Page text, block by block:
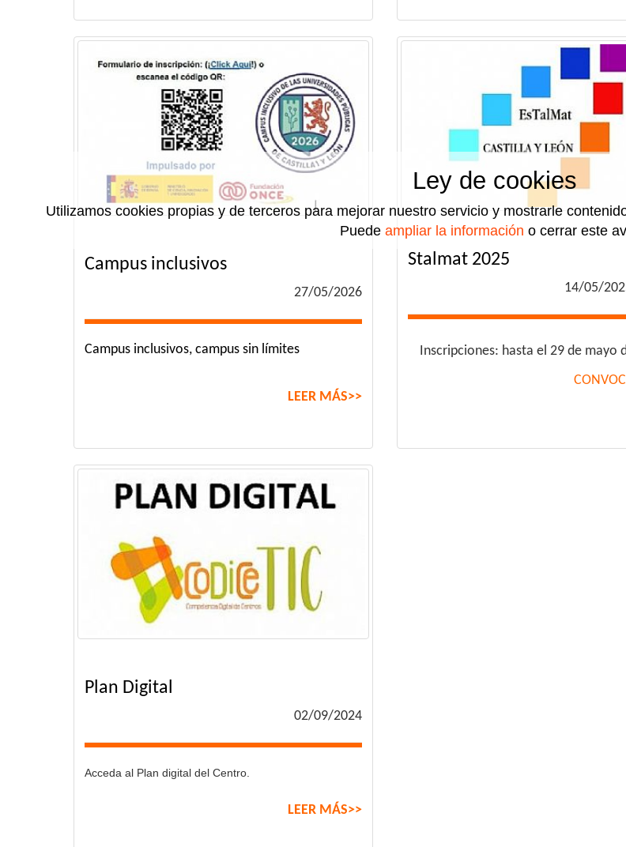
Campus inclusivos
27/05/2026
Campus inclusivos, campus sin límites
LEER MÁS>>
Stalmat 2025
14/05/
Inscripciones: hasta el 29 de mayo
Plan Digital
02/09/2024
Acceda al Plan digital del Centro.
LEER MÁS>>
Ley de cookies
Utilizamos cookies propias y de terceros para mejorar nuestro servicio y mostrarle
Puede ampliar la información o cerrar este